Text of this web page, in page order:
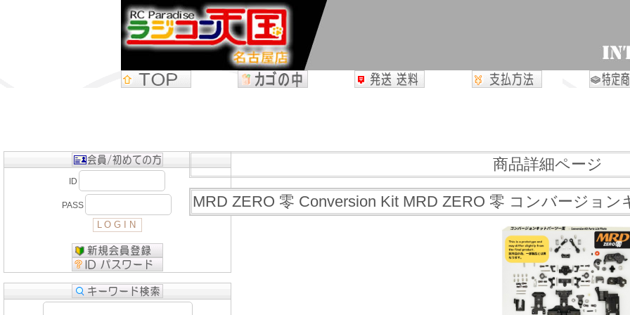
ID
PASS
商品詳細ページ
MRD ZERO 零 Conversion Kit MRD ZERO 零 コンバージョン